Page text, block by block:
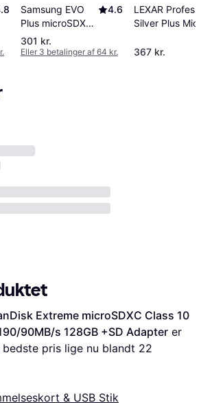
Samsung EVO
Plus microSDXC
Class10 UHS-I
U3 V30 A2
4.6
301 kr.
Eller 3 betalinger af 64 kr.
LEXAR
Silver Plus
V30 A2 205/
367 kr.
Extreme microSDXC Class 10
90MB/s 128GB +SD Adapter
pris lige nu blandt 22
& USB Stik